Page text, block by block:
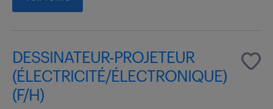
DESSINATEUR-PROJETEUR
(ÉLECTRICITÉ/ÉLECTRONIQUE)
(F/H)